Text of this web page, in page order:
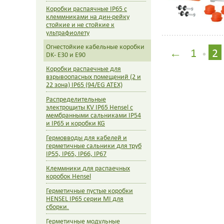
Коробки распаячные IP65 с
клеммниками на дин-рейку
стойкие и не стойкие к
ультрафиолету
Огнестойкие кабельные коробки
DK- E30 и E90
Коробки распаечные для
взрывоопасных помещений (2 и
22 зона) IP65 (94/EG ATEX)
Распределительные
электрощиты KV IP65 Hensel c
мембранными сальниками IP54
и IP65 и коробки KG
Гермовводы для кабелей и
герметичные сальники для труб
IP55, IP65, IP66, IP67
Клеммники для распаечных
коробок Hensel
Герметичные пустые коробки
HENSEL IP65 серии MI для
сборки.
Герметичные модульные
← 1 • 2